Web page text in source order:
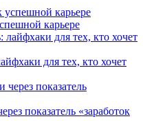
карьере
для тех, кто хочет
показатель «заработок